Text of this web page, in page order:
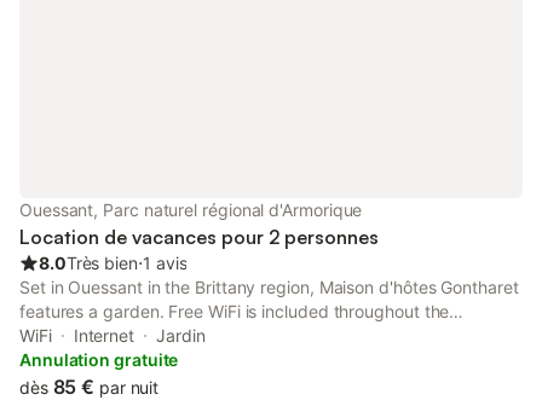
Ouessant, Parc naturel régional d'Armorique
Location de vacances pour 2 personnes
8.0Très bien⋅1 avis
Set in Ouessant in the Brittany region, Maison d'hôtes Gontharet
features a garden. Free WiFi is included throughout the
property.
WiFi Internet
Jardin
Annulation gratuite
dès 85 € par nuit